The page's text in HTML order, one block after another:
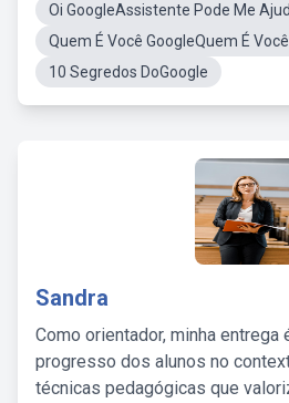
Oi GoogleAssistente Pode Me
Quem É Você GoogleQuem É
10 Segredos DoGoogle
Sandra
Como orientador, minha entrega
progresso dos alunos no
técnicas pedagógicas que